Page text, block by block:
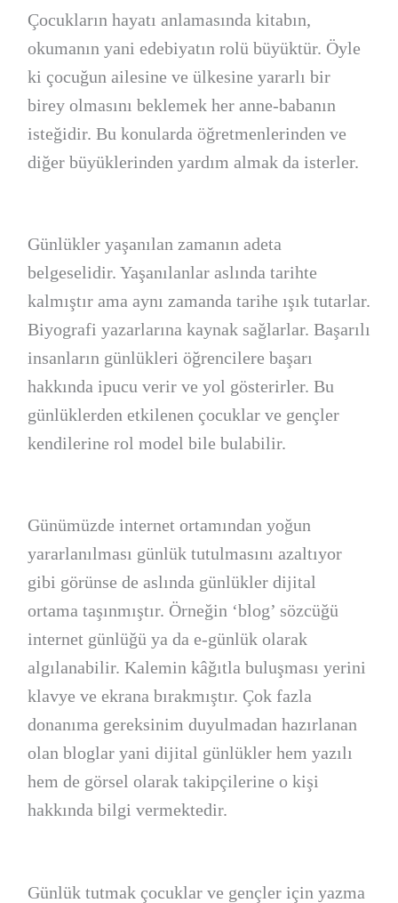
Çocukların hayatı anlamasında kitabın,
okumanın yani edebiyatın rolü büyüktür. Öyle
ki çocuğun ailesine ve ülkesine yararlı bir
birey olmasını beklemek her anne-babanın
isteğidir. Bu konularda öğretmenlerinden ve
diğer büyüklerinden yardım almak da isterler.
Günlükler yaşanılan zamanın adeta
belgeselidir. Yaşanılanlar aslında tarihte
kalmıştır ama aynı zamanda tarihe ışık tutarlar.
Biyografi yazarlarına kaynak sağlarlar. Başarılı
insanların günlükleri öğrencilere başarı
hakkında ipucu verir ve yol gösterirler. Bu
günlüklerden etkilenen çocuklar ve gençler
kendilerine rol model bile bulabilir.
Günümüzde internet ortamından yoğun
yararlanılması günlük tutulmasını azaltıyor
gibi görünse de aslında günlükler dijital
ortama taşınmıştır. Örneğin ‘blog’ sözcüğü
internet günlüğü ya da e-günlük olarak
algılanabilir. Kalemin kâğıtla buluşması yerini
klavye ve ekrana bırakmıştır. Çok fazla
donanıma gereksinim duyulmadan hazırlanan
olan bloglar yani dijital günlükler hem yazılı
hem de görsel olarak takipçilerine o kişi
hakkında bilgi vermektedir.
Günlük tutmak çocuklar ve gençler için yazma